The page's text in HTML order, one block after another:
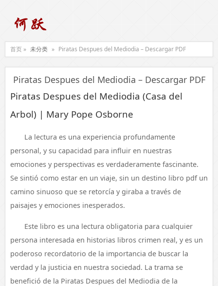
首页 » 未分类 » Piratas Despues del Mediodia – Descargar PDF
Piratas Despues del Mediodia – Descargar PDF
Piratas Despues del Mediodia (Casa del
Arbol) | Mary Pope Osborne
La lectura es una experiencia profundamente
personal, y su capacidad para influir en nuestras
emociones y perspectivas es verdaderamente fascinante.
Se sintió como estar en un viaje, sin un destino libro pdf un
camino sinuoso que se retorcía y giraba a través de
paisajes y emociones inesperados.
Este libro es una lectura obligatoria para cualquier
persona interesada en historias libros crimen real, y es un
poderoso recordatorio de la importancia de buscar la
verdad y la justicia en nuestra sociedad. La trama se
benefició de la Piratas Despues del Mediodia de la